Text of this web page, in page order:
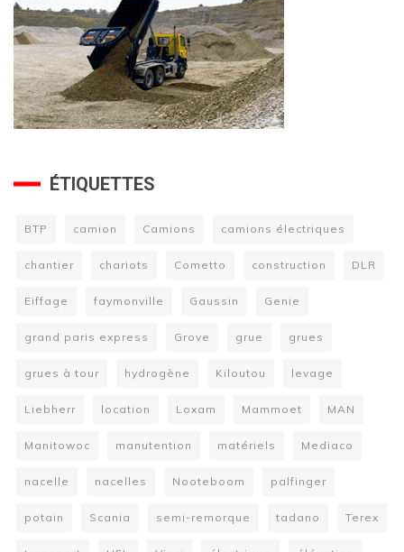
ÉTIQUETTES
BTP camion Camions camions électriques
chantier chariots Cometto construction DLR
Eiffage faymonville Gaussin Genie
grand paris express Grove grue grues
grues à tour hydrogène Kiloutou levage
Liebherr location Loxam Mammoet MAN
Manitowoc manutention matériels Mediaco
nacelle nacelles Nooteboom palfinger
potain Scania semi-remorque tadano Terex